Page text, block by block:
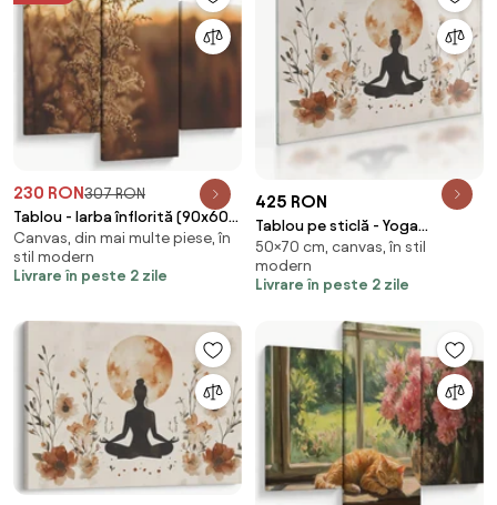
230 RON307 RON
Tablou - Iarba înflorită (90x60
cm)
Canvas, din mai multe piese, în
stil modern
Livrare în peste 2 zile
425 RON
Tablou pe sticlă - Yoga
Portocalie (70x50 cm)
50×70 cm, canvas, în stil
modern
Livrare în peste 2 zile